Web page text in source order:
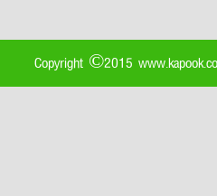
Copyright ©2015